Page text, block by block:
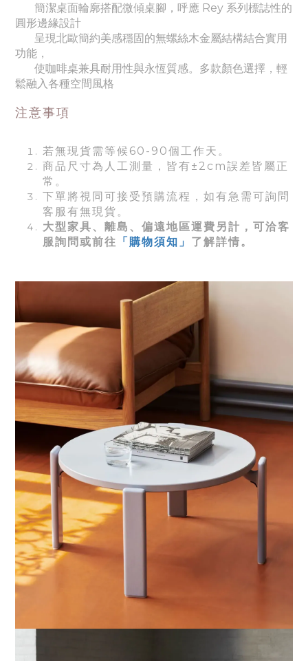
簡潔桌面輪廓搭配微傾桌腳，呼應 Rey 系列標誌性的
圓形邊緣設計
呈現北歐簡約美感穩固的無螺絲木金屬結構結合實用
功能，
使咖啡桌兼具耐用性與永恆質感。多款顏色選擇，輕
鬆融入各種空間風格
注意事項
若無現貨需等候60-90個工作天。
商品尺寸為人工測量，皆有±2cm誤差皆屬正
常。
下單將視同可接受預購流程，如有急需可詢問
客服有無現貨。
大型家具、離島、偏遠地區運費另計，可洽客
服詢問或前往 「購物須知」 了解詳情。